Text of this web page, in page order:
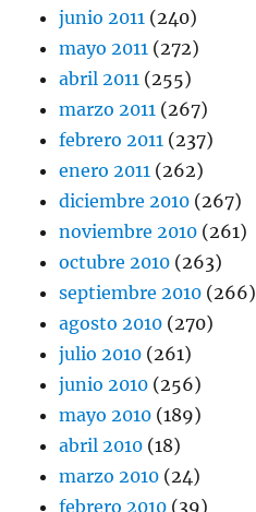
junio 2011 (240)
mayo 2011 (272)
abril 2011 (255)
marzo 2011 (267)
febrero 2011 (237)
enero 2011 (262)
diciembre 2010 (267)
noviembre 2010 (261)
octubre 2010 (263)
septiembre 2010 (266)
agosto 2010 (270)
julio 2010 (261)
junio 2010 (256)
mayo 2010 (189)
abril 2010 (18)
marzo 2010 (24)
febrero 2010 (39)